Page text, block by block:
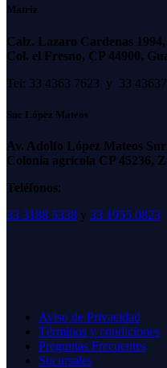
Matriz
Calz. Lazaro Cardenas 1994,
Col. el Fresno, CP 44900,
Tel: 33 4363 7623 y 33
Suc López Mateos
Av. Adolfo López Mateos Sur
Colonia agrícola CP 45236,
Teléfonos:
33 3188 5338 y 33 1955 0823
Aviso de Privacidad
Términos y condiciones
Preguntas Frecuentes
Sucursales